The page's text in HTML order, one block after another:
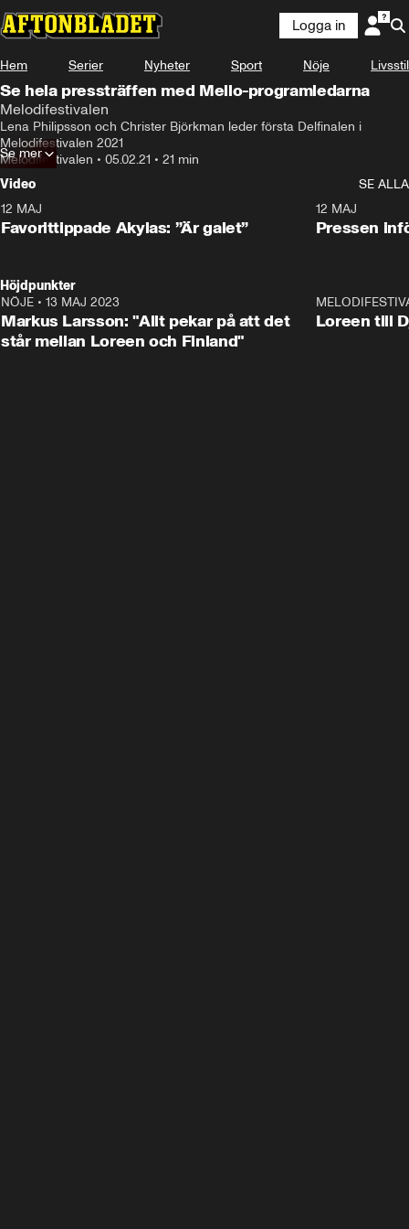
Logga in
Hem Serier Nyheter Sport Nöje Livsstil
Se hela pressträffen med Mello-programledarna
Melodifestivalen
Lena Philipsson och Christer Björkman leder första Delfinalen i
Melodifestivalen 2021
Melodifestivalen • 05.02.21 • 21 min
Se mer
Video
SE ALLA
12 MAJ
Favorittippade Akylas: ”Är galet”
12 MAJ
Pressen
Höjdpunkter
NÖJE • 13 MAJ 2023
Markus Larsson: "Allt pekar på att det
står mellan Loreen och Finland"
Loreen till